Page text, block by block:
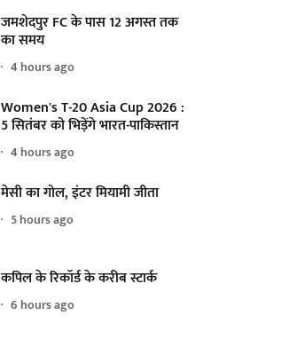
जमशेदपुर FC के पास 12 अगस्त तक
का समय
4 hours ago
Women's T-20 Asia Cup 2026 :
5 सितंबर को भिड़ेंगे भारत-पाकिस्तान
4 hours ago
मेसी का गोल, इंटर मियामी जीता
5 hours ago
कपिल के रिकॉर्ड के करीब स्टार्क
6 hours ago